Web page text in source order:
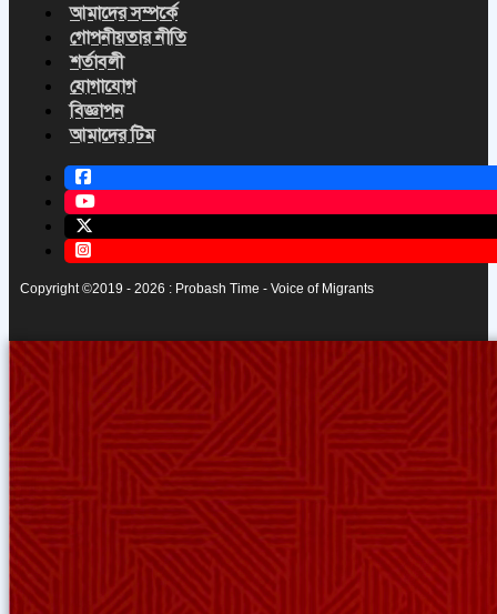
আমাদের সম্পর্কে
গোপনীয়তার নীতি
শর্তাবলী
যোগাযোগ
বিজ্ঞাপন
আমাদের টিম
Copyright ©2019 - 2026 : Probash Time - Voice of Migrants